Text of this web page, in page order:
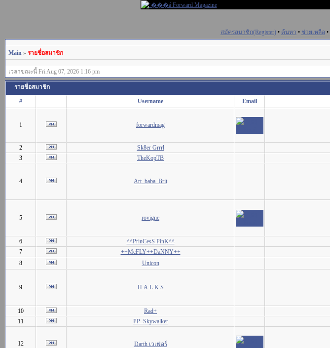
สมัครสมาชิก(Register) • ค้นหา • ช่วยเหลือ •
Main » รายชื่อสมาชิก
เวลาขณะนี้ Fri Aug 07, 2026 1:16 pm
รายชื่อสมาชิก
# Username Email
1 forwardmag
2 Sk8er Grrrl
3
TheKopTB
4 Art_baba_Brit
5 rovigne
6 ^^PrinCesS PinK^^
7
++McFLY++DaNNY++
8
Unicon
9 H.A.L.K.S
10 Rad+
11
PP_Skywalker
12 Darth เวเฟอร์